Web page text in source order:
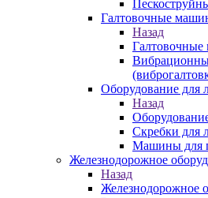
Галтовочные
Назад
Оборудование для
Назад
Скребки для
Машины для
Железнодорожное
Назад
Железнодорожное